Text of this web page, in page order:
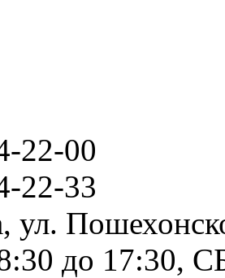
22-00
22-33
ул.
до 17:30,